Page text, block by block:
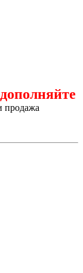
продажа